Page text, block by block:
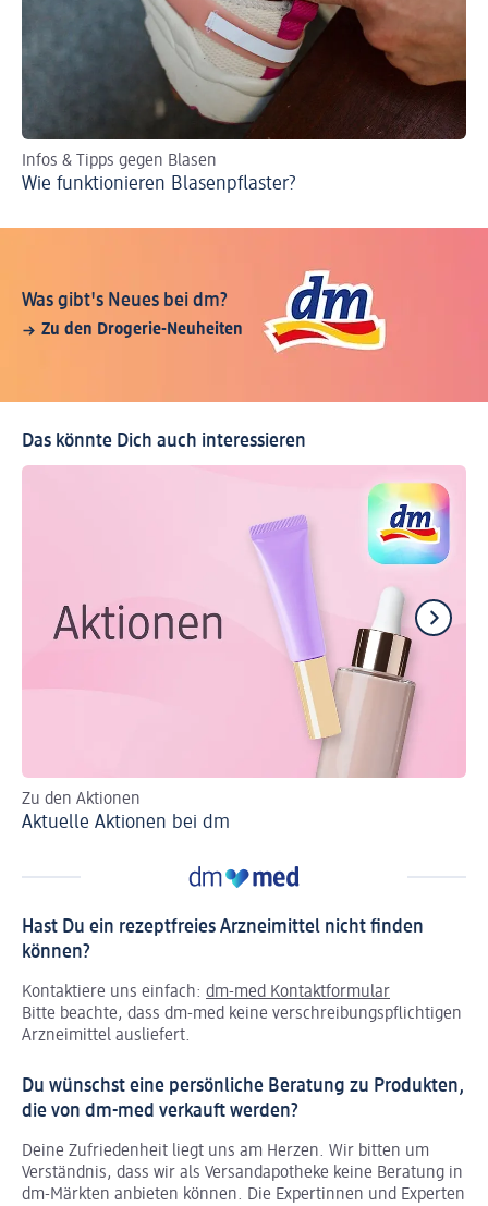
Infos & Tipps gegen Blasen
Wie funktionieren Blasenpflaster?
Was gibt's Neues bei dm?
Zu den Drogerie-Neuheiten
Das könnte Dich auch interessieren
Zu den Aktionen
Aktuelle Aktionen bei dm
Hast Du ein rezeptfreies Arzneimittel nicht finden
können?
Kontaktiere uns einfach: dm-med Kontaktformular
Bitte beachte, dass dm-med keine verschreibungspflichtigen
Arzneimittel ausliefert.
Du wünschst eine persönliche Beratung zu Produkten,
die von dm-med verkauft werden?
Deine Zufriedenheit liegt uns am Herzen. Wir bitten um
Verständnis, dass wir als Versandapotheke keine Beratung in
dm-Märkten anbieten können. Die Expertinnen und Experten